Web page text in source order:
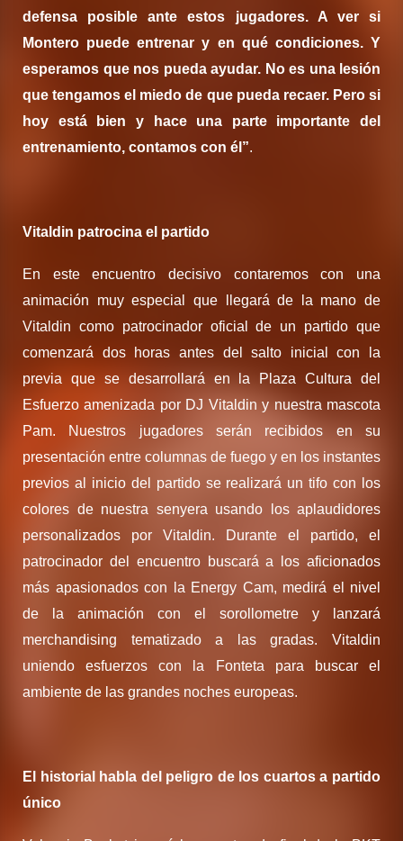
defensa posible ante estos jugadores. A ver si
Montero puede entrenar y en qué condiciones. Y
esperamos que nos pueda ayudar. No es una lesión
que tengamos el miedo de que pueda recaer. Pero si
hoy está bien y hace una parte importante del
entrenamiento, contamos con él”.
Vitaldin patrocina el partido
En este encuentro decisivo contaremos con una
animación muy especial que llegará de la mano de
Vitaldin como patrocinador oficial de un partido que
comenzará dos horas antes del salto inicial con la
previa que se desarrollará en la Plaza Cultura del
Esfuerzo amenizada por DJ Vitaldin y nuestra mascota
Pam. Nuestros jugadores serán recibidos en su
presentación entre columnas de fuego y en los instantes
previos al inicio del partido se realizará un tifo con los
colores de nuestra senyera usando los aplaudidores
personalizados por Vitaldin. Durante el partido, el
patrocinador del encuentro buscará a los aficionados
más apasionados con la Energy Cam, medirá el nivel
de la animación con el sorollometre y lanzará
merchandising tematizado a las gradas. Vitaldin
uniendo esfuerzos con la Fonteta para buscar el
ambiente de las grandes noches europeas.
El historial habla del peligro de los cuartos a partido
único